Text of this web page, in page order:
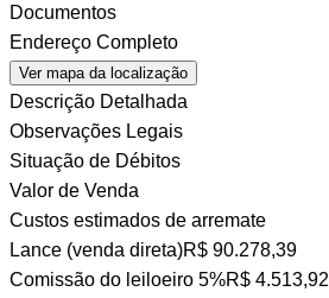
Documentos
Endereço Completo
Ver mapa da localização
Descrição Detalhada
Observações Legais
Situação de Débitos
Valor de Venda
Custos estimados de arremate
Lance (venda direta)R$ 90.278,39
Comissão do leiloeiro 5%R$ 4.513,92